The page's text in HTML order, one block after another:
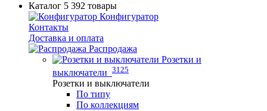
Каталог 5 392 товары
Конфигуратор
Контакты
Доставка и оплата
Распродажа
Розетки и
выключатели 3125
Розетки и выключатели
По типу
По коллекциям